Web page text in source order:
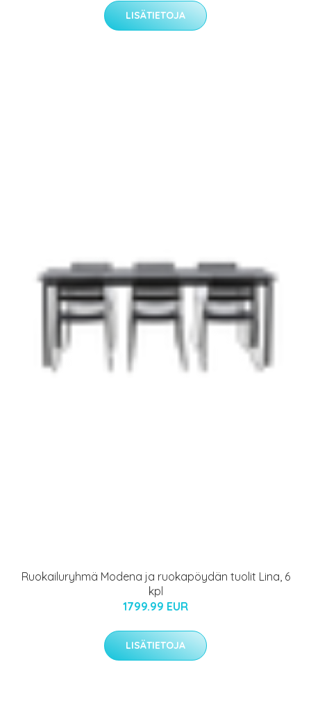
LISÄTIETOJA
Ruokailuryhmä Modena ja ruokapöydän tuolit Lina, 6
kpl
1799.99 EUR
LISÄTIETOJA